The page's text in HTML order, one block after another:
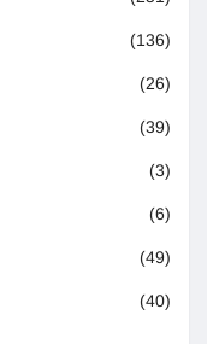
(136)
(26)
(39)
(3)
(6)
(49)
(40)